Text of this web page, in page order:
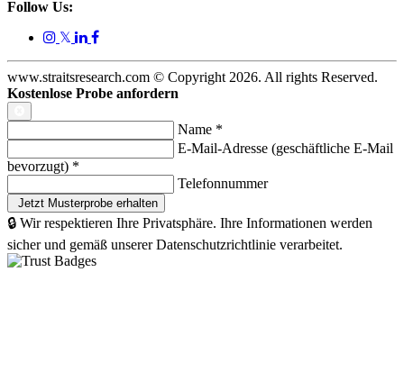
Follow Us:
𝕏
www.straitsresearch.com © Copyright 2026. All rights Reserved.
Kostenlose Probe anfordern
Name *
E-Mail-Adresse (geschäftliche E-Mail
bevorzugt) *
Telefonnummer
🔒 Wir respektieren Ihre Privatsphäre. Ihre Informationen werden
sicher und gemäß unserer Datenschutzrichtlinie verarbeitet.